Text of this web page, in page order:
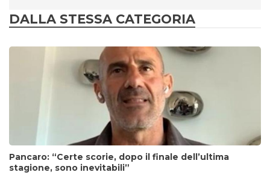
DALLA STESSA CATEGORIA
Pancaro: “Certe scorie, dopo il finale dell’ultima
stagione, sono inevitabili”